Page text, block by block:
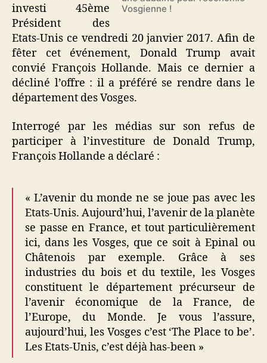
les
Vosgienne !
investi 45ème
Président des
Etats-Unis ce vendredi 20 janvier 2017. Afin de
fêter cet événement, Donald Trump avait
convié François Hollande. Mais ce dernier a
décliné l’offre : il a préféré se rendre dans le
département des Vosges.
Interrogé par les médias sur son refus de
participer à l’investiture de Donald Trump,
François Hollande a déclaré :
« L’avenir du monde ne se joue pas avec les
Etats-Unis. Aujourd’hui, l’avenir de la planète
se passe en France, et tout particulièrement
ici, dans les Vosges, que ce soit à Epinal ou
Châtenois par exemple. Grâce à ses
industries du bois et du textile, les Vosges
constituent le département précurseur de
l’avenir économique de la France, de
l’Europe, du Monde. Je vous l’assure,
aujourd’hui, les Vosges c’est ‘The Place to be’.
Les Etats-Unis, c’est déjà has-been »